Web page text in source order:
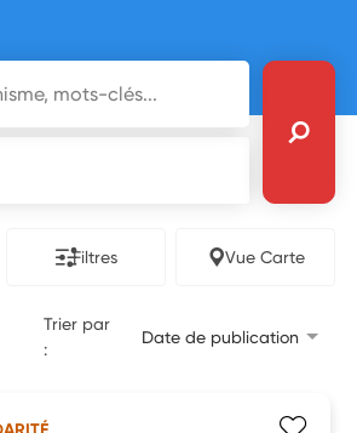
clés...
Filtres Vue Carte
Trier par
:
Date de publication